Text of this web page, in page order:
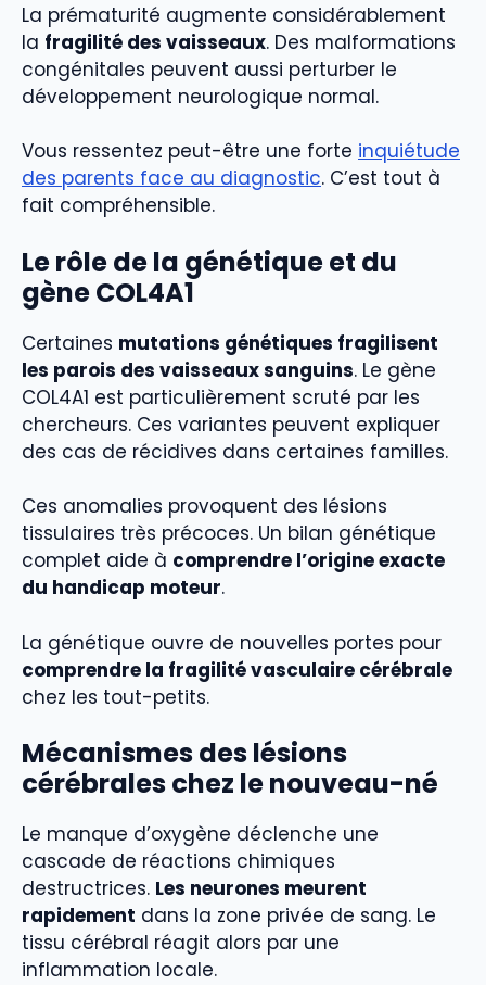
La prématurité augmente considérablement
la fragilité des vaisseaux. Des malformations
congénitales peuvent aussi perturber le
développement neurologique normal.
Vous ressentez peut-être une forte inquiétude
des parents face au diagnostic. C’est tout à
fait compréhensible.
Le rôle de la génétique et du
gène COL4A1
Certaines mutations génétiques fragilisent
les parois des vaisseaux sanguins. Le gène
COL4A1 est particulièrement scruté par les
chercheurs. Ces variantes peuvent expliquer
des cas de récidives dans certaines familles.
Ces anomalies provoquent des lésions
tissulaires très précoces. Un bilan génétique
complet aide à comprendre l’origine exacte
du handicap moteur.
La génétique ouvre de nouvelles portes pour
comprendre la fragilité vasculaire cérébrale
chez les tout-petits.
Mécanismes des lésions
cérébrales chez le nouveau-né
Le manque d’oxygène déclenche une
cascade de réactions chimiques
destructrices. Les neurones meurent
rapidement dans la zone privée de sang. Le
tissu cérébral réagit alors par une
inflammation locale.